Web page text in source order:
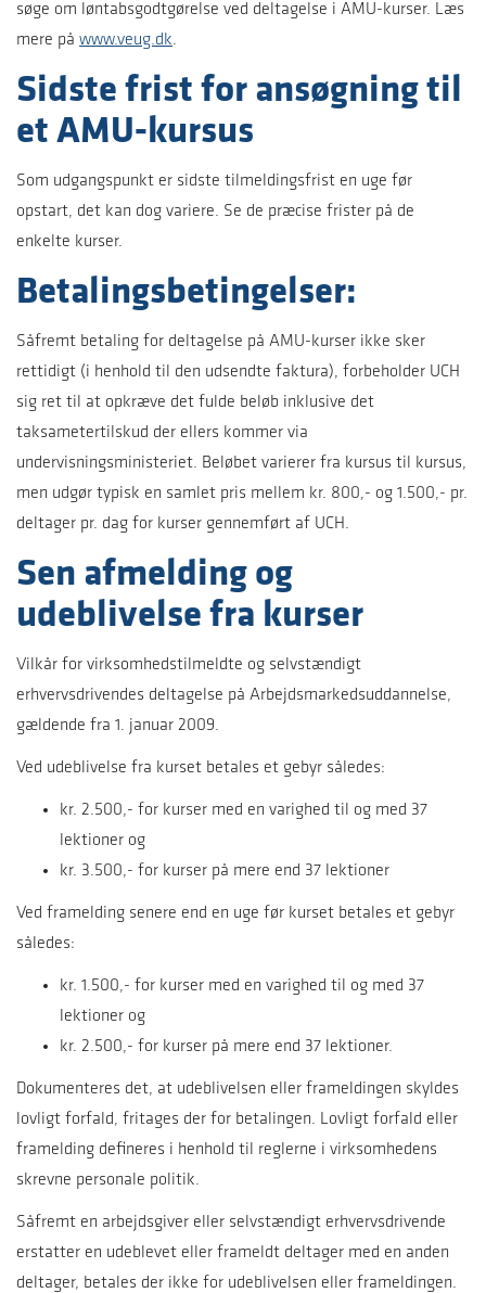
søge om løntabsgodtgørelse ved deltagelse i AMU-kurser. Læs
mere på www.veug.dk.
Sidste frist for ansøgning til
et AMU-kursus
Som udgangspunkt er sidste tilmeldingsfrist en uge før
opstart, det kan dog variere. Se de præcise frister på de
enkelte kurser.
Betalingsbetingelser:
Såfremt betaling for deltagelse på AMU-kurser ikke sker
rettidigt (i henhold til den udsendte faktura), forbeholder UCH
sig ret til at opkræve det fulde beløb inklusive det
taksametertilskud der ellers kommer via
undervisningsministeriet. Beløbet varierer fra kursus til kursus,
men udgør typisk en samlet pris mellem kr. 800,- og 1.500,- pr.
deltager pr. dag for kurser gennemført af UCH.
Sen afmelding og
udeblivelse fra kurser
Vilkår for virksomhedstilmeldte og selvstændigt
erhvervsdrivendes deltagelse på Arbejdsmarkedsuddannelse,
gældende fra 1. januar 2009.
Ved udeblivelse fra kurset betales et gebyr således:
kr. 2.500,- for kurser med en varighed til og med 37
lektioner og
kr. 3.500,- for kurser på mere end 37 lektioner
Ved framelding senere end en uge før kurset betales et gebyr
således:
kr. 1.500,- for kurser med en varighed til og med 37
lektioner og
kr. 2.500,- for kurser på mere end 37 lektioner.
Dokumenteres det, at udeblivelsen eller frameldingen skyldes
lovligt forfald, fritages der for betalingen. Lovligt forfald eller
framelding defineres i henhold til reglerne i virksomhedens
skrevne personale politik.
Såfremt en arbejdsgiver eller selvstændigt erhvervsdrivende
erstatter en udeblevet eller frameldt deltager med en anden
deltager, betales der ikke for udeblivelsen eller frameldingen.